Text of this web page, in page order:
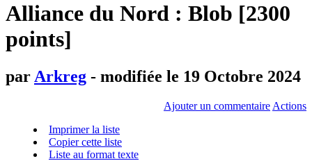
Alliance du Nord : Blob [2300
points]
par Arkreg - modifiée le 19 Octobre 2024
Ajouter un commentaire Actions
Imprimer la liste
Copier cette liste
Liste au format texte